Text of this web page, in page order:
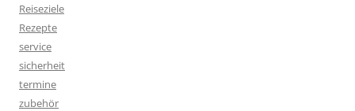
Reiseziele
Rezepte
service
sicherheit
termine
zubehör